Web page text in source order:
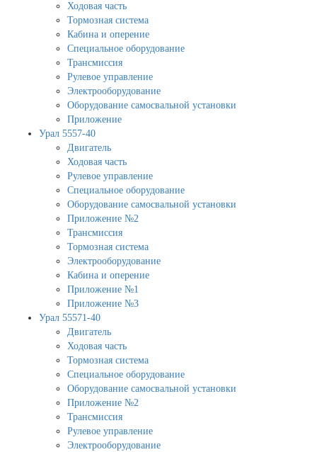
Ходовая часть
Тормозная система
Кабина и оперение
Специальное оборудование
Трансмиссия
Рулевое управление
Электрооборудование
Оборудование самосвальной установки
Приложение
Урал 5557-40
Двигатель
Ходовая часть
Рулевое управление
Специальное оборудование
Оборудование самосвальной установки
Приложение №2
Трансмиссия
Тормозная система
Электрооборудование
Кабина и оперение
Приложение №1
Приложение №3
Урал 55571-40
Двигатель
Ходовая часть
Тормозная система
Специальное оборудование
Оборудование самосвальной установки
Приложение №2
Трансмиссия
Рулевое управление
Электрооборудование